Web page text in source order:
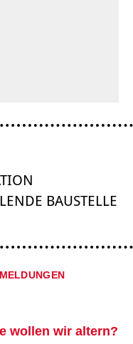
Ratswiese
Straße /
BAUSTELLE
wollen wir altern?